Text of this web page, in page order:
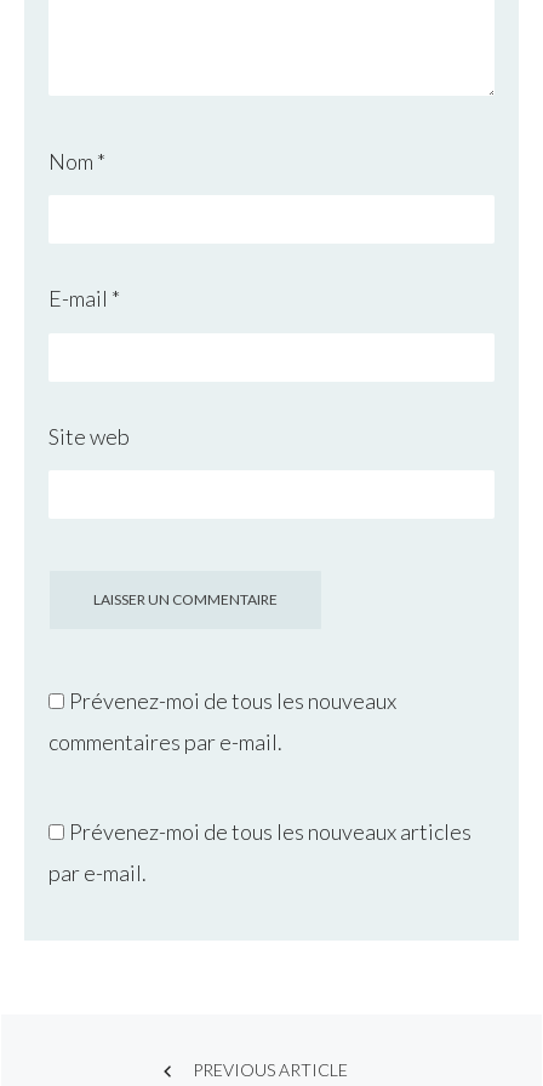
Nom *
E-mail *
Site web
Prévenez-moi de tous les nouveaux
commentaires par e-mail.
Prévenez-moi de tous les nouveaux articles
par e-mail.
PREVIOUS ARTICLE